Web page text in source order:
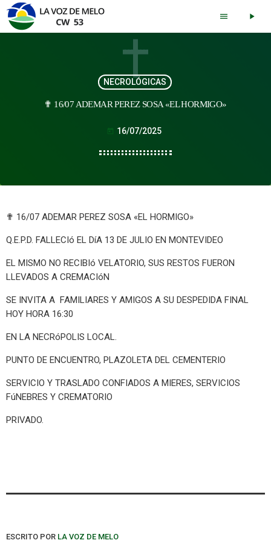
menu play_arrow
NECROLÓGICAS
✟ 16/07 ADEMAR PEREZ SOSA «EL HORMIGO»
today 16/07/2025
✟ 16/07 ADEMAR PEREZ SOSA «EL HORMIGO»
Q.E.P.D. FALLECIó EL DíA 13 DE JULIO EN MONTEVIDEO
EL MISMO NO RECIBIó VELATORIO, SUS RESTOS FUERON
LLEVADOS A CREMACIóN
SE INVITA A FAMILIARES Y AMIGOS A SU DESPEDIDA FINAL
HOY HORA 16:30
EN LA NECRóPOLIS LOCAL.
PUNTO DE ENCUENTRO, PLAZOLETA DEL CEMENTERIO
SERVICIO Y TRASLADO CONFIADOS A MIERES, SERVICIOS
FúNEBRES Y CREMATORIO
PRIVADO.
ESCRITO POR LA VOZ DE MELO